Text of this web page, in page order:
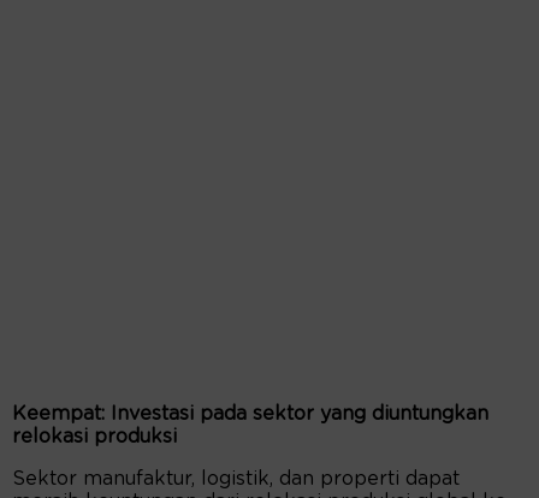
Keempat: Investasi pada sektor yang diuntungkan
relokasi produksi
Sektor manufaktur, logistik, dan properti dapat